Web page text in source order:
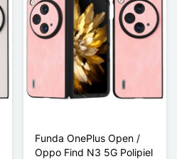
Funda OnePlus Open /
Oppo Find N3 5G Polipiel